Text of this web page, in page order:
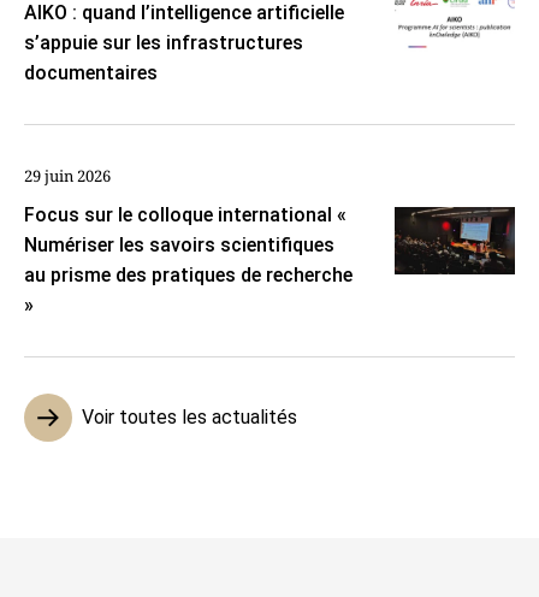
Voir toutes les actualités
AIKO : quand l’intelligence artificielle
s’appuie sur les infrastructures
documentaires
29 juin 2026
Focus sur le colloque international «
Numériser les savoirs scientifiques
au prisme des pratiques de recherche
»